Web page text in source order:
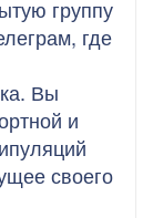
группу
где
Вы
и
своего